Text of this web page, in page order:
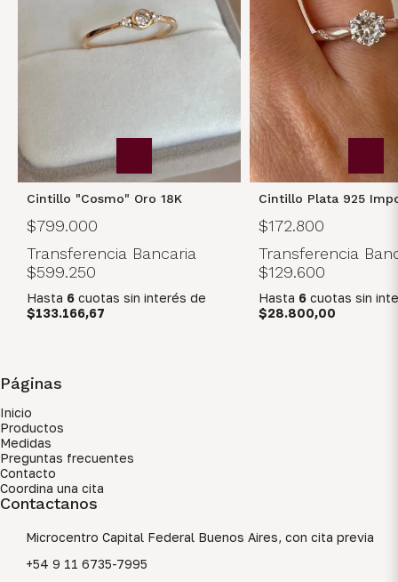
Cintillo "Cosmo" Oro 18K
$799.000
Transferencia Bancaria
$599.250
Hasta 6 cuotas sin interés de
$133.166,67
Cintillo Plata 925
$172.800
Transferencia
$129.600
Hasta 6 cuotas sin
$28.800,00
Páginas
Inicio
Productos
Medidas
Preguntas frecuentes
Contacto
Coordina una cita
Contactanos
Microcentro Capital Federal Buenos Aires, con cita previa
+54 9 11 6735-7995